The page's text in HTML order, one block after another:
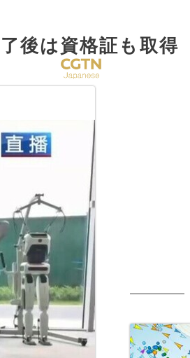
後は資格証も取得